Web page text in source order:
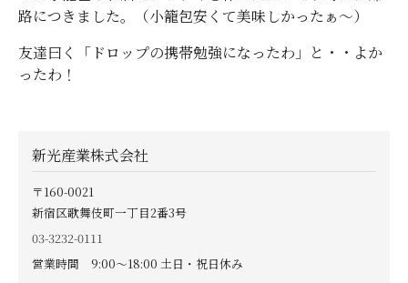
路につきました。（小籠包安くて美味しかったぁ～）
友達曰く「ドロップの携帯勉強になったわ」と・・よか
ったわ！
新光産業株式会社
〒160-0021
新宿区歌舞伎町一丁目2番3号
03-3232-0111
営業時間 9:00〜18:00 土日・祝日休み